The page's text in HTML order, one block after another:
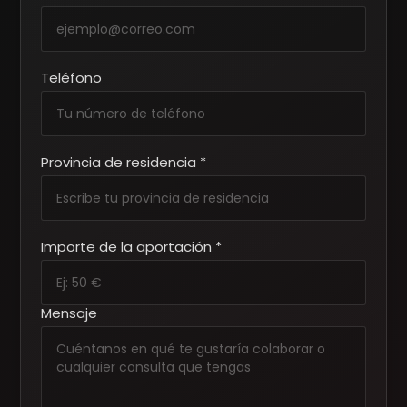
Teléfono
Provincia de residencia *
Importe de la aportación *
Mensaje